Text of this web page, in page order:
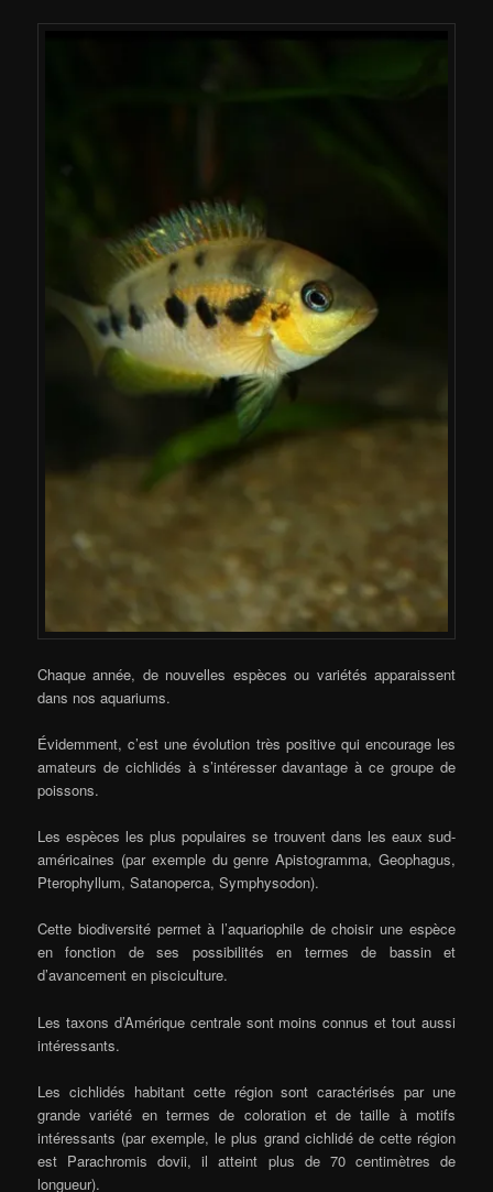
Chaque année, de nouvelles espèces ou variétés apparaissent
dans nos aquariums.
Évidemment, c’est une évolution très positive qui encourage les
amateurs de cichlidés à s’intéresser davantage à ce groupe de
poissons.
Les espèces les plus populaires se trouvent dans les eaux sud-
américaines (par exemple du genre Apistogramma, Geophagus,
Pterophyllum, Satanoperca, Symphysodon).
Cette biodiversité permet à l’aquariophile de choisir une espèce
en fonction de ses possibilités en termes de bassin et
d’avancement en pisciculture.
Les taxons d’Amérique centrale sont moins connus et tout aussi
intéressants.
Les cichlidés habitant cette région sont caractérisés par une
grande variété en termes de coloration et de taille à motifs
intéressants (par exemple, le plus grand cichlidé de cette région
est Parachromis dovii, il atteint plus de 70 centimètres de
longueur).